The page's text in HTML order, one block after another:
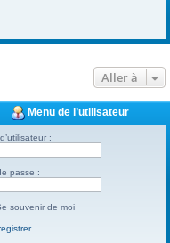
Aller à
Menu de l’utilisateur
:
passe :
souvenir de moi